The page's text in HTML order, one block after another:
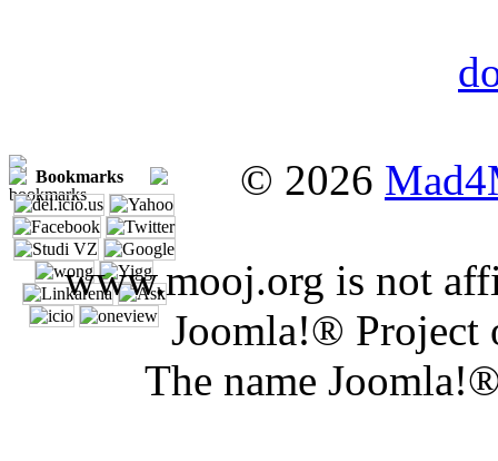
Bookmarks © 2026
www.mooj.org is not
Joomla!® Project
The name